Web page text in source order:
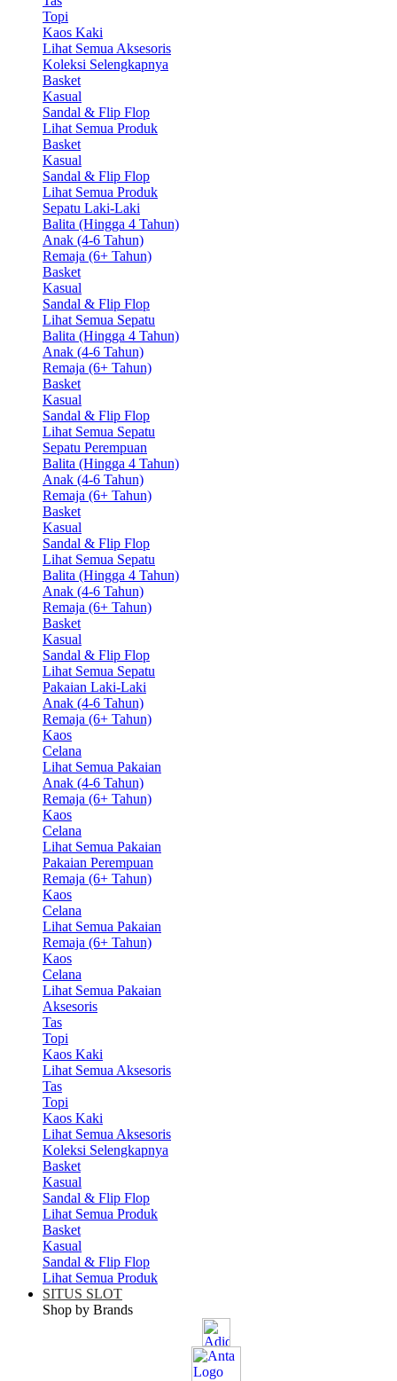
Topi
Kaos Kaki
Lihat Semua Aksesoris
Koleksi Selengkapnya
Basket
Kasual
Sandal & Flip Flop
Lihat Semua Produk
Basket
Kasual
Sandal & Flip Flop
Lihat Semua Produk
Sepatu Laki-Laki
Balita (Hingga 4 Tahun)
Anak (4-6 Tahun)
Remaja (6+ Tahun)
Basket
Kasual
Sandal & Flip Flop
Lihat Semua Sepatu
Balita (Hingga 4 Tahun)
Anak (4-6 Tahun)
Remaja (6+ Tahun)
Basket
Kasual
Sandal & Flip Flop
Lihat Semua Sepatu
Sepatu Perempuan
Balita (Hingga 4 Tahun)
Anak (4-6 Tahun)
Remaja (6+ Tahun)
Basket
Kasual
Sandal & Flip Flop
Lihat Semua Sepatu
Balita (Hingga 4 Tahun)
Anak (4-6 Tahun)
Remaja (6+ Tahun)
Basket
Kasual
Sandal & Flip Flop
Lihat Semua Sepatu
Pakaian Laki-Laki
Anak (4-6 Tahun)
Remaja (6+ Tahun)
Kaos
Celana
Lihat Semua Pakaian
Anak (4-6 Tahun)
Remaja (6+ Tahun)
Kaos
Celana
Lihat Semua Pakaian
Pakaian Perempuan
Remaja (6+ Tahun)
Kaos
Celana
Lihat Semua Pakaian
Remaja (6+ Tahun)
Kaos
Celana
Lihat Semua Pakaian
Aksesoris
Tas
Topi
Kaos Kaki
Lihat Semua Aksesoris
Tas
Topi
Kaos Kaki
Lihat Semua Aksesoris
Koleksi Selengkapnya
Basket
Kasual
Sandal & Flip Flop
Lihat Semua Produk
Basket
Kasual
Sandal & Flip Flop
Lihat Semua Produk
SITUS SLOT
Shop by Brands